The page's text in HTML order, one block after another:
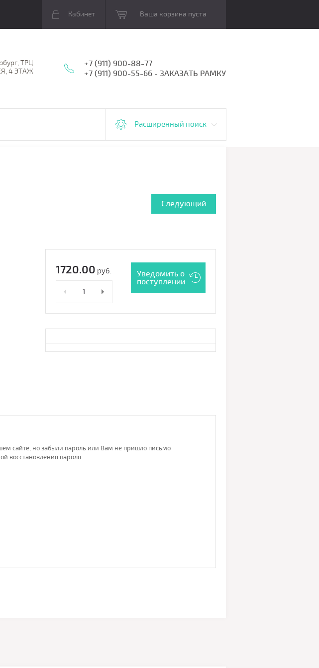
Кабинет Ваша корзина пуста
ТРЦ
4 ЭТАЖ
+7 (911) 900-88-77
+7 (911) 900-55-66 - ЗАКАЗАТЬ РАМКУ
Расширенный поиск
Следующий
1720.00 руб.
Уведомить о
поступлении
сайте, но забыли пароль или Вам не пришло письмо
восстановления пароля.